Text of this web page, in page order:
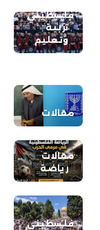
فلسطيني
تربية
وتعليم
مقالات
مقالات
رياضة
فلسطيني